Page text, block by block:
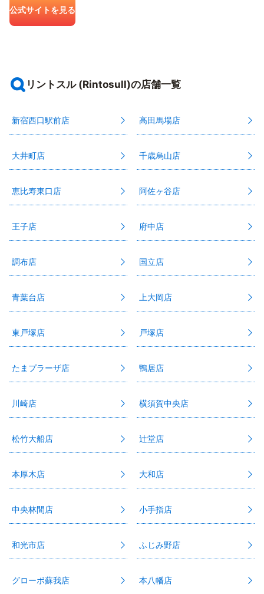
公式サイトを見る
リントスル (Rintosull)の店舗一覧
新宿西口駅前店 高田馬場店
大井町店 千歳烏山店
恵比寿東口店 阿佐ヶ谷店
王子店 府中店
調布店 国立店
青葉台店 上大岡店
東戸塚店 戸塚店
たまプラーザ店 鴨居店
川崎店 横須賀中央店
松竹大船店 辻堂店
本厚木店 大和店
中央林間店 小手指店
和光市店 ふじみ野店
グローボ蘇我店 本八幡店